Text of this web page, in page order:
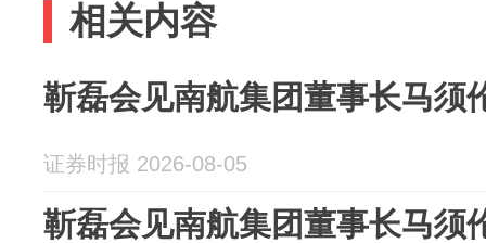
相关内容
靳磊会见南航集团董事长马须
证券时报 2026-08-05
靳磊会见南航集团董事长马须